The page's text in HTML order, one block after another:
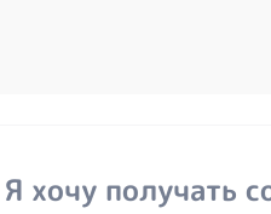
Я хочу получать